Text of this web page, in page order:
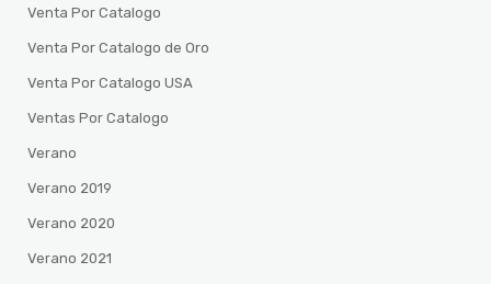
Venta Por Catalogo
Venta Por Catalogo de Oro
Venta Por Catalogo USA
Ventas Por Catalogo
Verano
Verano 2019
Verano 2020
Verano 2021